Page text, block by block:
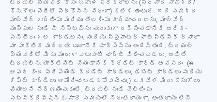
ట్రయల్ వ్యవధి కోసం బహుళ పరికరాలను (ప్రచార సామగ్రి/
కొనుగోలు పేజీలో పేర్కొన్న విధంగా) కలిగి ఉంటుంది. ఇది సమగ్ర
మాల్వేర్ గుర్తింపు మరియు తొలగింపు కార్యాచరణను, మాల్వేర్
ముప్పుల నుండి మీ సిస్టమ్‌ను చురుకుగా రక్షించడానికి అధిక-
పనితీరు గల గార్డులను, మరియు స్పైహంటర్ హెల్ప్‌డెస్క్ ద్వారా
మా సాంకేతిక మద్దతు బృందానికి యాక్సెస్‌ను అందిస్తుంది. ట్రయల్
వ్యవధిలో మీకు ముందుగా ఎటువంటి ఛార్జీ విధించబడదు, అయితే
ట్రయల్‌ను యాక్టివేట్ చేయడానికి క్రెడిట్ కార్డ్ అవసరం. (ఈ
ఆఫర్ కింద ప్రీపెయిడ్ క్రెడిట్ కార్డ్‌లు, డెబిట్ కార్డ్‌లు మరియు
గిఫ్ట్ కార్డ్‌లు ఆమోదించబడకపోవచ్చు.) ఒకవేళ మీరు కొనుగోలు
చేయాలని నిర్ణయించుకుంటే, ట్రయల్ నుండి చెల్లింపు
సబ్‌స్క్రిప్షన్‌కు మారే సమయంలో నిరంతరాయంగా, అంతరాయం లేని